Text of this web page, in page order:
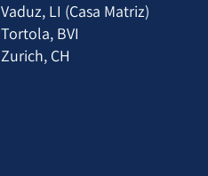
Vaduz, LI (Casa Matriz)
Tortola, BVI
Zurich, CH